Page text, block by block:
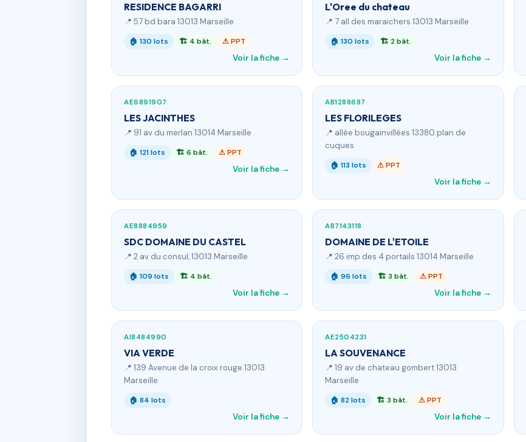
RESIDENCE BAGARRI
📍 57 bd bara 13013 Marseille
🏠 130 lots 🏗 4 bât. ⚠ PPT
Voir la fiche →
L'Oree du chateau
📍 7 all des maraichers 13013 Marseille
🏠 130 lots 🏗 2 bât.
Voir la fiche →
AE6891907
LES JACINTHES
📍 91 av du merlan 13014 Marseille
🏠 121 lots 🏗 6 bât. ⚠ PPT
Voir la fiche →
AB1288687
LES FLORILEGES
📍 allée bougainvillées 13380 plan de
cuques
🏠 113 lots ⚠ PPT
Voir la fiche →
AE8884959
SDC DOMAINE DU CASTEL
📍 2 av du consul, 13013 Marseille
🏠 109 lots 🏗 4 bât.
Voir la fiche →
AB7143118
DOMAINE DE L'ETOILE
📍 26 imp des 4 portails 13014 Marseille
🏠 96 lots 🏗 3 bât. ⚠ PPT
Voir la fiche →
AI8484990
VIA VERDE
📍 139 Avenue de la croix rouge 13013
Marseille
🏠 84 lots
Voir la fiche →
AE2504231
LA SOUVENANCE
📍 19 av de chateau gombert 13013
Marseille
🏠 82 lots 🏗 3 bât. ⚠ PPT
Voir la fiche →